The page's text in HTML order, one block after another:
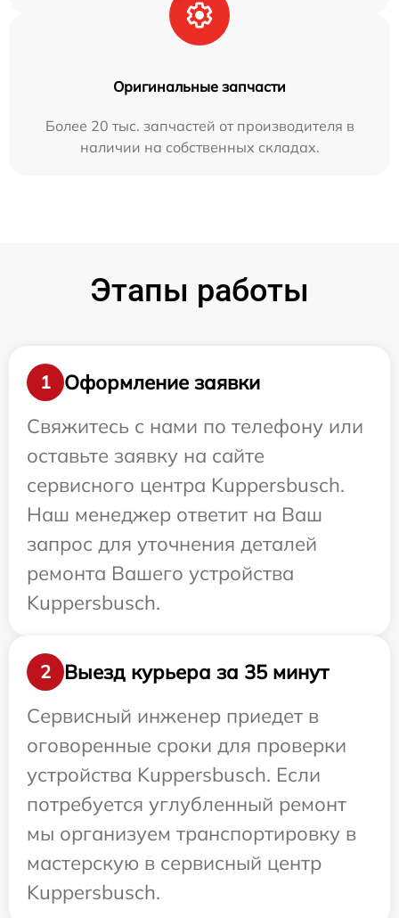
Оригинальные запчасти
Более 20 тыс. запчастей от производителя в
наличии на собственных складах.
Этапы работы
1
Оформление заявки
Свяжитесь с нами по телефону или
оставьте заявку на сайте
сервисного центра Kuppersbusch.
Наш менеджер ответит на Ваш
запрос для уточнения деталей
ремонта Вашего устройства
Kuppersbusch.
2
Выезд курьера за 35 минут
Сервисный инженер приедет в
оговоренные сроки для проверки
устройства Kuppersbusch. Если
потребуется углубленный ремонт
мы организуем транспортировку в
мастерскую в сервисный центр
Kuppersbusch.